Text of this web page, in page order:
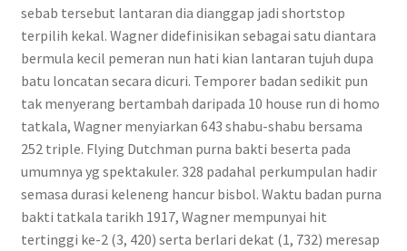
sebab tersebut lantaran dia dianggap jadi shortstop
terpilih kekal. Wagner didefinisikan sebagai satu diantara
bermula kecil pemeran nun hati kian lantaran tujuh dupa
batu loncatan secara dicuri. Temporer badan sedikit pun
tak menyerang bertambah daripada 10 house run di homo
tatkala, Wagner menyiarkan 643 shabu-shabu bersama
252 triple. Flying Dutchman purna bakti beserta pada
umumnya yg spektakuler. 328 padahal perkumpulan hadir
semasa durasi keleneng hancur bisbol. Waktu badan purna
bakti tatkala tarikh 1917, Wagner mempunyai hit
tertinggi ke-2 (3, 420) serta berlari dekat (1, 732) meresap